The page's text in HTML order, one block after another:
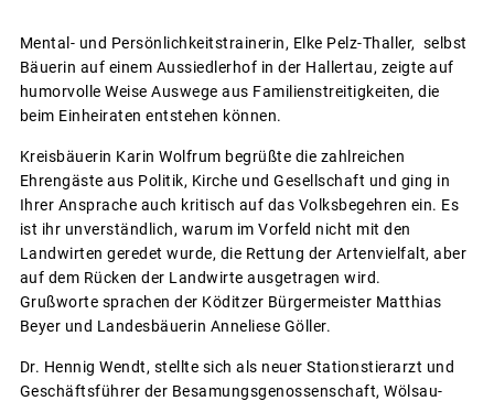
Mental- und Persönlichkeitstrainerin, Elke Pelz-Thaller, selbst
Bäuerin auf einem Aussiedlerhof in der Hallertau, zeigte auf
humorvolle Weise Auswege aus Familienstreitigkeiten, die
beim Einheiraten entstehen können.
Kreisbäuerin Karin Wolfrum begrüßte die zahlreichen
Ehrengäste aus Politik, Kirche und Gesellschaft und ging in
Ihrer Ansprache auch kritisch auf das Volksbegehren ein. Es
ist ihr unverständlich, warum im Vorfeld nicht mit den
Landwirten geredet wurde, die Rettung der Artenvielfalt, aber
auf dem Rücken der Landwirte ausgetragen wird.
Grußworte sprachen der Köditzer Bürgermeister Matthias
Beyer und Landesbäuerin Anneliese Göller.
Dr. Hennig Wendt, stellte sich als neuer Stationstierarzt und
Geschäftsführer der Besamungsgenossenschaft, Wölsau-